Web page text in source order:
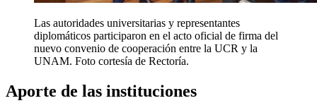
Las autoridades universitarias y representantes
diplomáticos participaron en el acto oficial de firma del
nuevo convenio de cooperación entre la UCR y la
UNAM. Foto cortesía de Rectoría.
Aporte de las instituciones